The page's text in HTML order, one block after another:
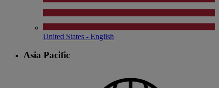
United States - English
Asia Pacific